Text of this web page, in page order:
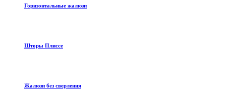
Горизонтальные жалюзи
Шторы Плиссе
Жалюзи без сверления